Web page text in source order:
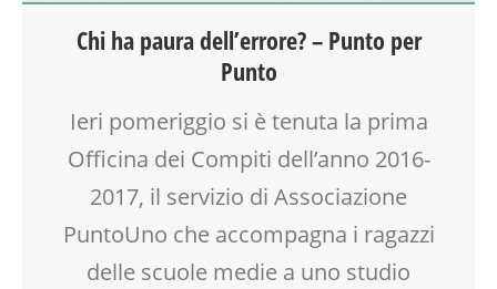
INSEGNANTI
MAMME
SCUOLA
SOCIALIZZAZIONE
TEENAGER
TEMPO LIBERO
VIA FARUFFINI
Chi ha paura dell’errore? – Punto per
Punto
Ieri pomeriggio si è tenuta la prima
Officina dei Compiti dell’anno 2016-
2017, il servizio di Associazione
PuntoUno che accompagna i ragazzi
delle scuole medie a uno studio